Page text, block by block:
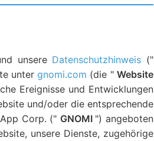
unsere Datenschutzhinweis ("
untergnomi.com (die "Website
Ereignisse und Entwicklungen
und/oder die entsprechende
Corp. (" GNOMI ") angeboten
unsere Dienste, zugehörige